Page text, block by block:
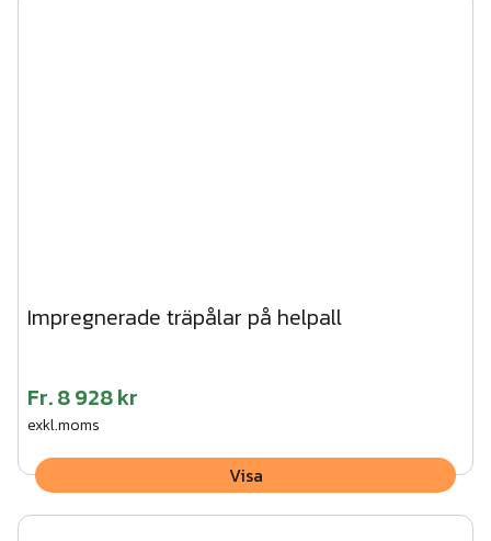
Impregnerade träpålar på helpall
Fr.8 928 kr
exkl.moms
Visa